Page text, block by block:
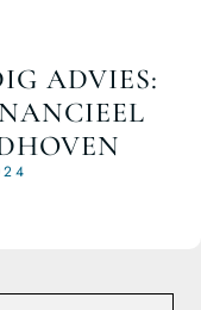
ADVIES: